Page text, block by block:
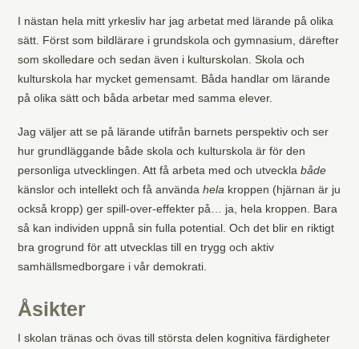
I nästan hela mitt yrkesliv har jag arbetat med lärande på olika
sätt. Först som bildlärare i grundskola och gymnasium, därefter
som skolledare och sedan även i kulturskolan. Skola och
kulturskola har mycket gemensamt. Båda handlar om lärande
på olika sätt och båda arbetar med samma elever.
Jag väljer att se på lärande utifrån barnets perspektiv och ser
hur grundläggande både skola och kulturskola är för den
personliga utvecklingen. Att få arbeta med och utvecklabåde
känslor och intellekt och få användahela kroppen (hjärnan är ju
också kropp) ger spill-over-effekter på… ja, hela kroppen. Bara
så kan individen uppnå sin fulla potential. Och det blir en riktigt
bra grogrund för att utvecklas till en trygg och aktiv
samhällsmedborgare i vår demokrati.
Åsikter
I skolan tränas och övas till största delen kognitiva färdigheter